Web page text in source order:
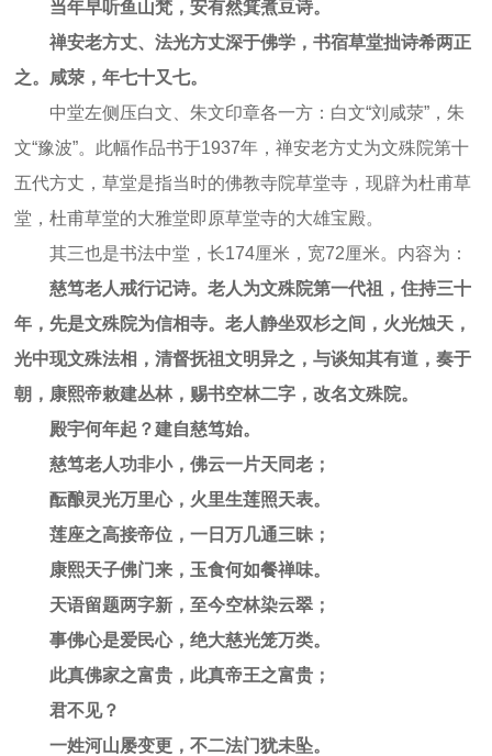
当年早听鱼山梵，安有然箕煮豆诗。
禅安老方丈、法光方丈深于佛学，书宿草堂拙诗希两正
之。咸荥，年七十又七。
中堂左侧压白文、朱文印章各一方：白文“刘咸荥”，朱
文“豫波”。此幅作品书于1937年，禅安老方丈为文殊院第十
五代方丈，草堂是指当时的佛教寺院草堂寺，现辟为杜甫草
堂，杜甫草堂的大雅堂即原草堂寺的大雄宝殿。
其三也是书法中堂，长174厘米，宽72厘米。内容为：
慈笃老人戒行记诗。老人为文殊院第一代祖，住持三十
年，先是文殊院为信相寺。老人静坐双杉之间，火光烛天，
光中现文殊法相，清督抚祖文明异之，与谈知其有道，奏于
朝，康熙帝敕建丛林，赐书空林二字，改名文殊院。
殿宇何年起？建自慈笃始。
慈笃老人功非小，佛云一片天同老；
酝酿灵光万里心，火里生莲照天表。
莲座之高接帝位，一日万几通三昧；
康熙天子佛门来，玉食何如餐禅味。
天语留题两字新，至今空林染云翠；
事佛心是爱民心，绝大慈光笼万类。
此真佛家之富贵，此真帝王之富贵；
君不见？
一姓河山屡变更，不二法门犹未坠。